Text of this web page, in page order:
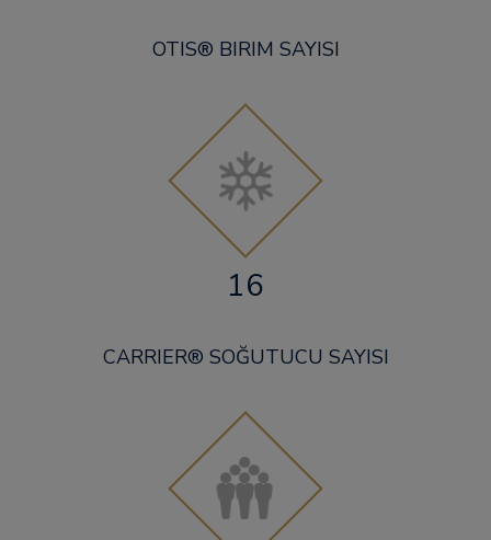
OTIS® BIRIM SAYISI
16
CARRIER® SOĞUTUCU SAYISI